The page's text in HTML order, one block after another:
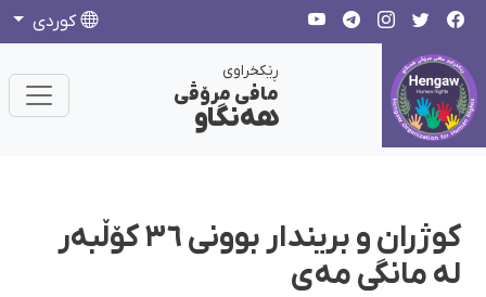
كوردی
ڕێکخراوی
مافی مرۆڤی
هەنگاو
کوژران و بریندار بوونی ٣٦ کۆڵبەر
لە مانگی مەی